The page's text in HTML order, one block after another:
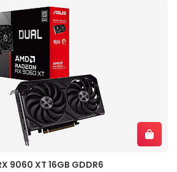
9060 XT 16GB GDDR6